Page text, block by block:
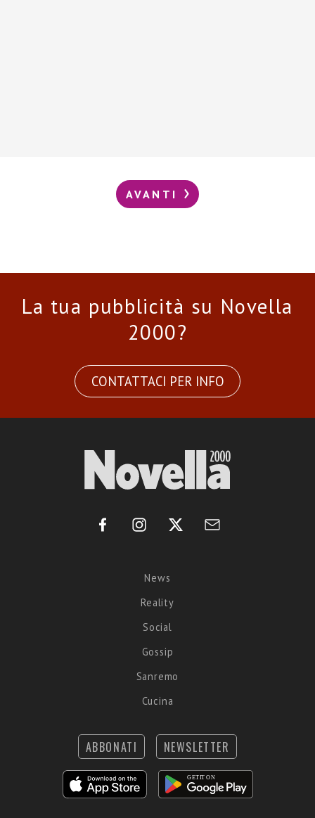
AVANTI
La tua pubblicità su Novella
2000?
CONTATTACI PER INFO
News
Reality
Social
Gossip
Sanremo
Cucina
ABBONATI NEWSLETTER